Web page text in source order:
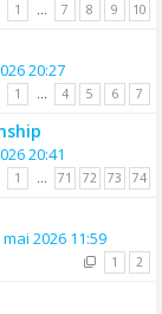
1 … 7 8 9 10
20:27
1 … 4 5 6 7
20:41
1 … 71 72 73 74
mai 2026 11:59
1 2